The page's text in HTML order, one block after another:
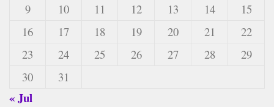
9 10 11 12 13 14
15
16
17 18 19 20 21
22
23
24 25 26 27 28
29
30
31
« Jul